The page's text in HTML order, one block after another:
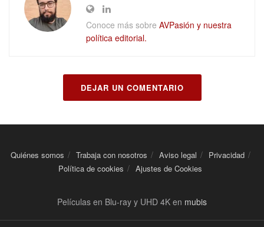
Conoce más sobre AVPasión y nuestra
política editorial.
DEJAR UN COMENTARIO
Quiénes somos Trabaja con nosotros Aviso legal
Privacidad
Política de cookies
Ajustes de Cookies
Películas en Blu-ray y UHD 4K en mubis